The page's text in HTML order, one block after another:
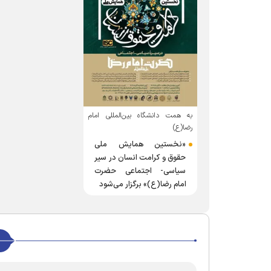
به همت دانشگاه بین‌المللی امام
رضا(ع)
«نخستین همایش ملی
حقوق و کرامت انسان در سیر
سیاسی- اجتماعی حضرت
امام رضا(ع)» برگزار می‌شود